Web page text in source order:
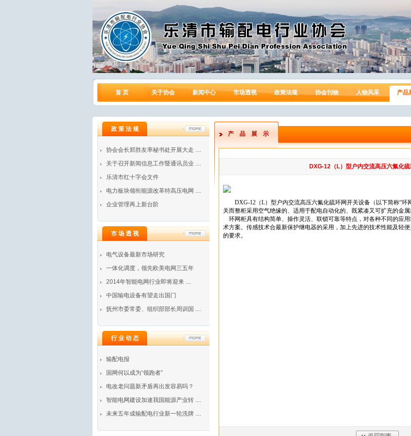
首 页 关于协会 新闻中心 市场透视 政策法规 协会刊物 人物风采 产品
政 策 法 规
协会会长郑胜友率秘书处开展大走 ....
关于召开新闻信息工作暨通讯员业 ....
乐清市红十字会文件
电力板块领衔能源改革特高压电网 ....
企业管理再上新台阶
市 场 透 视
电气设备最新市场研究
一体化调度，领先欧美电网三五年
2014年智能电网行业即将迎来 ....
中国输电设备有望走出国门
抚州市委常委、组织部部长周训国 ....
行 业 动 态
输配电报
国网何以成为“领跑者”
电改老问题新矛盾再出发容易吗？
智能电网建设加速我国能源产业转 ....
未来五年成输配电行业新一轮洗牌 ....
产品展示
DXG-12（L）型户内交流高压六氟化
DXG-12（L）型户内交流高压六氟化硫环网开关设备（以下简称“
关而整柜采用空气绝缘的、适用于配电自动化的、既紧凑又可扩充的金属
环网柜具有结构简单、操作灵活、联锁可靠等特点，对各种不同的应
术方案。传感技术合最新保护继电器的采用，加上先进的技术性能及轻
的要求。